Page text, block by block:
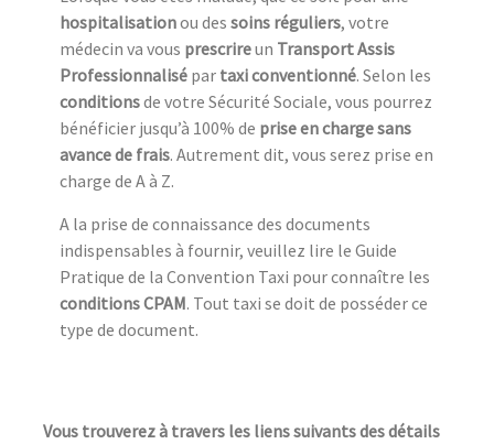
hospitalisationou des soins réguliers, votre
médecin va vous prescrireun Transport Assis
Professionnalisé par taxi conventionné. Selon les
conditionsde votre Sécurité Sociale, vous pourrez
bénéficier jusqu’à 100% de prise en charge sans
avance de frais. Autrement dit, vous serez prise en
charge de A à Z.
A la prise de connaissance des documents
indispensables à fournir, veuillez lire le Guide
Pratique de la Convention Taxi pour connaître les
conditions CPAM. Tout taxi se doit de posséder ce
type de document.
Vous trouverez à travers les liens suivants des détails